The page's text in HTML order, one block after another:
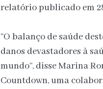
relatório publicado em
“O balanço de saúde
danos devastadores à
mundo”, disse Marina
Countdown, uma